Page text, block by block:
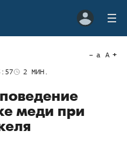
2 МИН.
a A
меди при